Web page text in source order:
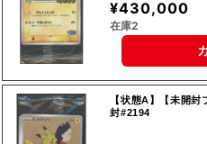
¥430,000
在庫2
【状態A】【未開
封#2194